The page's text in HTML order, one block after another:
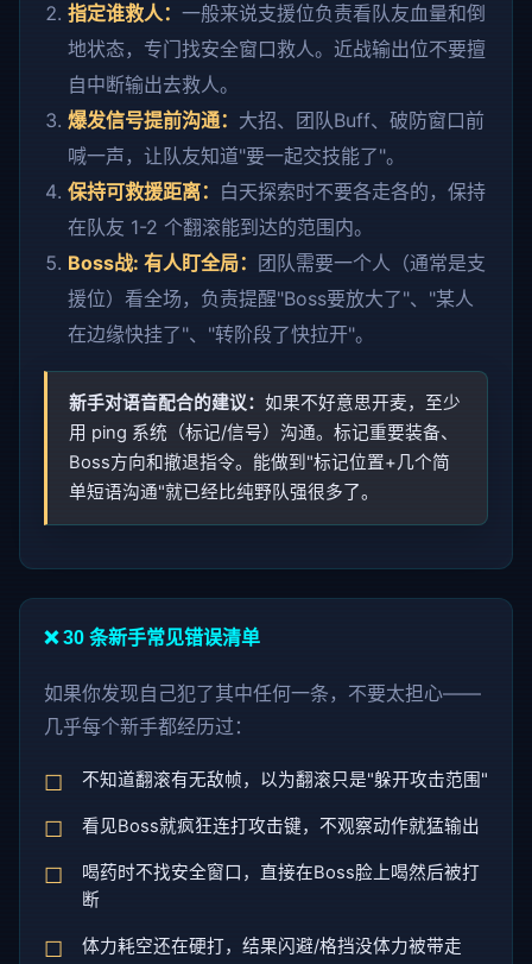
指定谁救人： 一般来说支援位负责看队友血量和倒
地状态，专门找安全窗口救人。近战输出位不要擅
自中断输出去救人。
爆发信号提前沟通： 大招、团队Buff、破防窗口前
喊一声，让队友知道"要一起交技能了"。
保持可救援距离： 白天探索时不要各走各的，保持
在队友 1-2 个翻滚能到达的范围内。
Boss战: 有人盯全局： 团队需要一个人（通常是支
援位）看全场，负责提醒"Boss要放大了"、"某人
在边缘快挂了"、"转阶段了快拉开"。
新手对语音配合的建议： 如果不好意思开麦，至少
用 ping 系统（标记/信号）沟通。标记重要装备、
Boss方向和撤退指令。能做到"标记位置+几个简
单短语沟通"就已经比纯野队强很多了。
❌ 30 条新手常见错误清单
如果你发现自己犯了其中任何一条，不要太担心——
几乎每个新手都经历过：
不知道翻滚有无敌帧，以为翻滚只是"躲开攻击范围"
看见Boss就疯狂连打攻击键，不观察动作就猛输出
喝药时不找安全窗口，直接在Boss脸上喝然后被打
断
体力耗空还在硬打，结果闪避/格挡没体力被带走